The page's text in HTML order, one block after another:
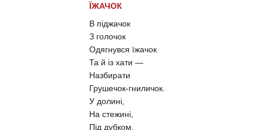
ЇЖАЧОК
В піджачок
З голочок
Одягнувся їжачок
Та й із хати —
Назбирати
Грушечок-гниличок.
У долині,
На стежині,
Під дубком,